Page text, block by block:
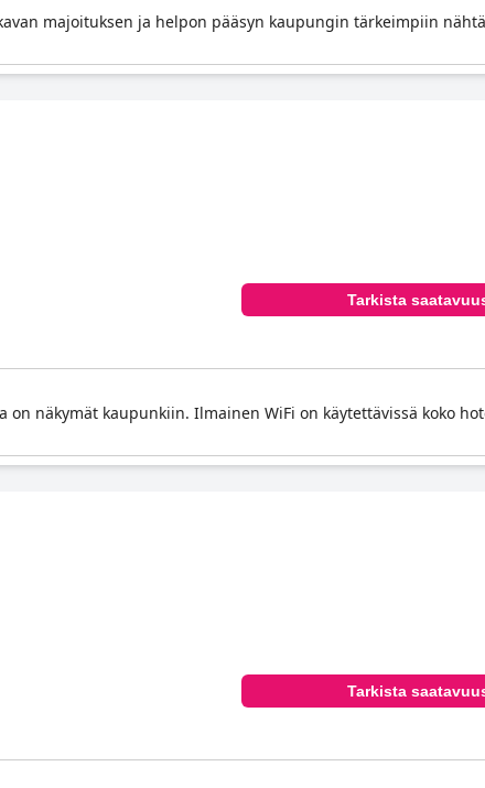
majoituksen ja helpon pääsyn kaupungin tärkeimpiin
Tarkista
näkymät kaupunkiin. Ilmainen WiFi on käytettävissä koko
Tarkista